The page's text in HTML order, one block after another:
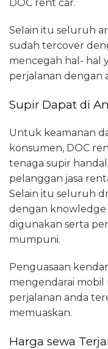
DOC rent car.
Selain itu seluruh
sudah tercover
mencegah hal- hal
perjalanan dengan
Supir Dapat di
Untuk keamanan
konsumen, DOC
tenaga supir
pelanggan jasa
Selain itu seluruh
dengan
digunakan serta
mumpuni.
Penguasaan
mengendarai mobil
perjalanan anda
memuaskan.
Harga sewa